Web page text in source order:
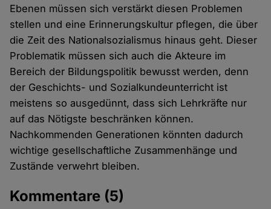
Ebenen müssen sich verstärkt diesen Problemen
stellen und eine Erinnerungskultur pflegen, die über
die Zeit des Nationalsozialismus hinaus geht. Dieser
Problematik müssen sich auch die Akteure im
Bereich der Bildungspolitik bewusst werden, denn
der Geschichts- und Sozialkundeunterricht ist
meistens so ausgedünnt, dass sich Lehrkräfte nur
auf das Nötigste beschränken können.
Nachkommenden Generationen könnten dadurch
wichtige gesellschaftliche Zusammenhänge und
Zustände verwehrt bleiben.
Kommentare (5)